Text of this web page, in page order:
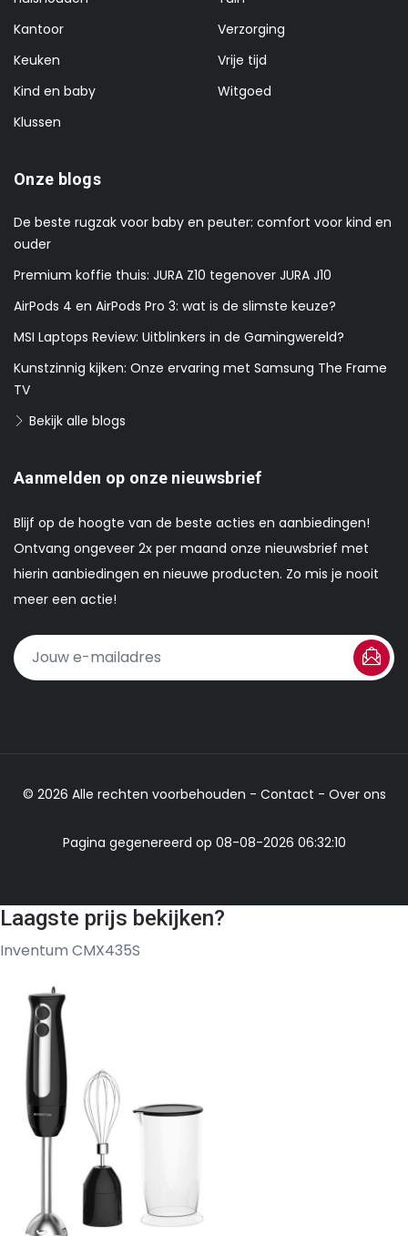
Kantoor
Keuken
Kind en baby
Klussen
Verzorging
Vrije tijd
Witgoed
Onze blogs
De beste rugzak voor baby en peuter: comfort voor kind en
ouder
Premium koffie thuis: JURA Z10 tegenover JURA J10
AirPods 4 en AirPods Pro 3: wat is de slimste keuze?
MSI Laptops Review: Uitblinkers in de Gamingwereld?
Kunstzinnig kijken: Onze ervaring met Samsung The Frame
TV
Bekijk alle blogs
Aanmelden op onze nieuwsbrief
Blijf op de hoogte van de beste acties en aanbiedingen!
Ontvang ongeveer 2x per maand onze nieuwsbrief met
hierin aanbiedingen en nieuwe producten. Zo mis je nooit
meer een actie!
© 2026 Alle rechten voorbehouden - Contact - Over ons
Pagina gegenereerd op 08-08-2026 06:32:10
Laagste prijs bekijken?
Inventum CMX435S